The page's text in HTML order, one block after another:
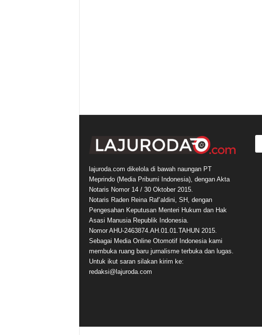
lajuroda.com dikelola di bawah naungan PT
Meprindo (Media Pribumi Indonesia), dengan Akta
Notaris Nomor 14 / 30 Oktober 2015.
Notaris Raden Reina Raf’aldini, SH, dengan
Pengesahan Keputusan Menteri Hukum dan Hak
Asasi Manusia Republik Indonesia.
Nomor AHU-2463874.AH.01.01.TAHUN 2015.
Sebagai Media Online Otomotif Indonesia kami
membuka ruang baru jurnalisme terbuka dan lugas.
Untuk ikut saran silakan kirim ke:
redaksi@lajuroda.com